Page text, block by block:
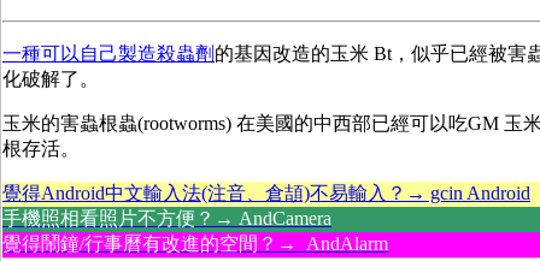
一種可以自己製造殺蟲劑 的基因改造的玉米 Bt，似乎已經被害
化破解了。
玉米的害蟲根蟲(rootworms) 在美國的中西部已經可以吃GM 玉
根存活。
覺得Android中文輸入法(注音、倉頡)不易輸入？→ gcin Android
手機照相看照片不方便？→ AndCamera
覺得鬧鐘/行事曆有改進的空間？→ AndAlarm